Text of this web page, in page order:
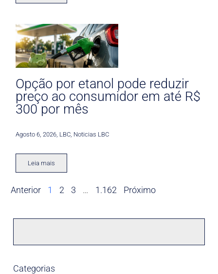
Opção por etanol pode reduzir
preço ao consumidor em até R$
300 por mês
Agosto 6, 2026 LBC Noticias LBC
Leia mais
Anterior 1 2 3 … 1.162 Próximo
Categorias